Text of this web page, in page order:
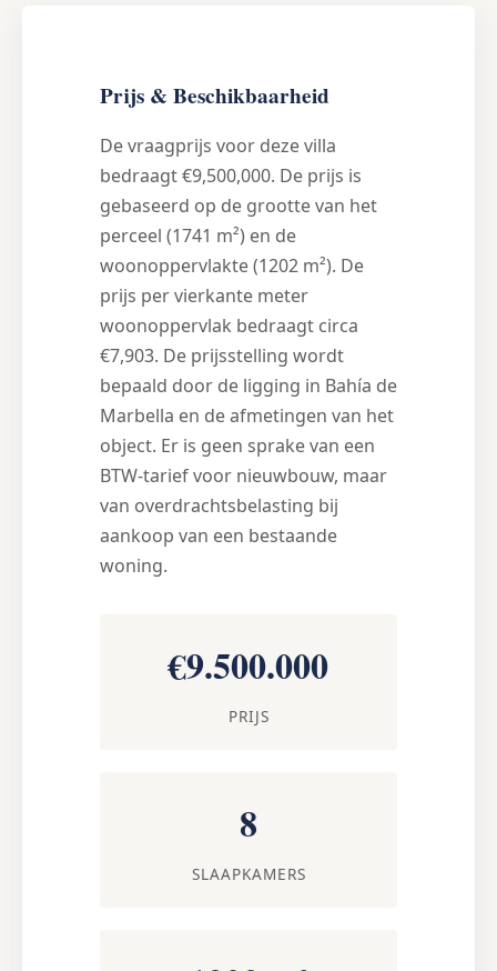
Prijs & Beschikbaarheid
De vraagprijs voor deze villa
bedraagt €9,500,000. De prijs is
gebaseerd op de grootte van het
perceel (1741 m²) en de
woonoppervlakte (1202 m²). De
prijs per vierkante meter
woonoppervlak bedraagt circa
€7,903. De prijsstelling wordt
bepaald door de ligging in Bahía de
Marbella en de afmetingen van het
object. Er is geen sprake van een
BTW-tarief voor nieuwbouw, maar
van overdrachtsbelasting bij
aankoop van een bestaande
woning.
€9.500.000
PRIJS
8
SLAAPKAMERS